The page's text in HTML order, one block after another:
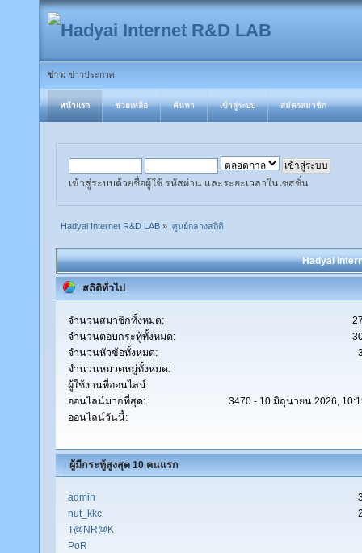
ข่าว: ข่าวประกาศ
หน้าแรก ช่วยเหลือ ค้นหา เข้าสู่ระบบ สมัครสมาชิก
เข้าสู่ระบบด้วยชื่อผู้ใช้ รหัสผ่าน และระยะเวลาในเซสชั่น
Hadyai Internet R&D LAB » ศูนย์กลางสถิติ
Hadyai
สถิติทั่วไป
จำนวนสมาชิกทั้งหมด:
จำนวนตอบกระทู้ทั้งหมด:
จำนวนหัวข้อทั้งหมด:
จำนวนหมวดหมู่ทั้งหมด:
ผู้ใช้งานที่ออนไลน์:
ออนไลน์มากที่สุด:
3470 - 10 มิถุนายน 2026,
ออนไลน์วันนี้:
ผู้มีกระทู้สูงสุด 10 คนแรก
admin
nut_kkc
T@NR@K
PoR